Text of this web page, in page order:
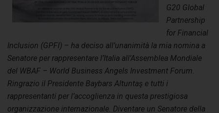
G20 Global
Partnership
for Financial
Inclusion (GPFI) – ha deciso all’unanimità la mia nomina a
Senatore per rappresentare l’Italia all’Assemblea Mondiale
del WBAF – World Business Angels Investment Forum.
Ringrazio il Presidente Baybars Altuntaş e tutti i
rappresentanti per l’accoglienza in questa prestigiosa
organizzazione internazionale. Diventare un Senatore della